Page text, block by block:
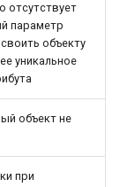
отсутствует
параметр
объекту
уникальное
объект не
при